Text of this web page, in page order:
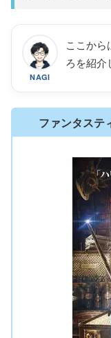
NAGI
ここから
ろを紹介
ファンタステ